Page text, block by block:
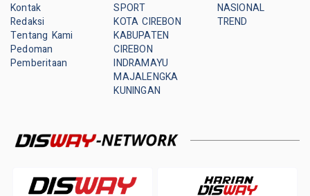
Kontak
Redaksi
Tentang Kami
Pedoman
Pemberitaan
SPORT
KOTA CIREBON
KABUPATEN
CIREBON
INDRAMAYU
MAJALENGKA
KUNINGAN
NASIONAL
TREND